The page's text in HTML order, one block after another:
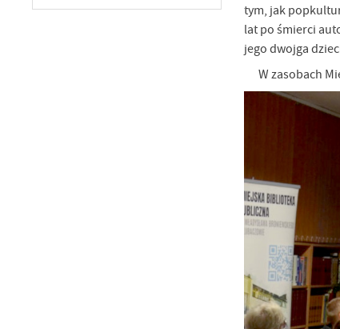
tym, jak
lat po śmierci
jego dwojga
W zasobach